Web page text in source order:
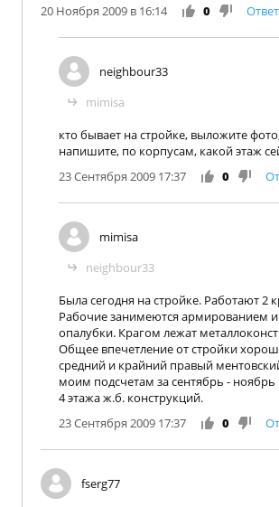
20 Ноября 2009 в 16:14
0
neighbour33
mimisa
кто бывает на стройке, выложите
напишите, по корпусам, какой этаж
23 Сентября 2009 17:37
0
mimisa
neighbour33
Была сегодня на стройке. Работают 2
Рабочие занимеются армированием и
опалубки. Крагом лежат
Общее впечетление от стройки
средний и крайний правый
моим подсчетам за сентябрь - ноябрь
4 этажа ж.б. конструкций.
23 Сентября 2009 17:37
0
fserg77